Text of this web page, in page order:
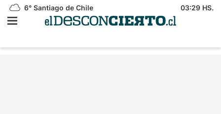
6° Santiago de Chile 03:29 HS.